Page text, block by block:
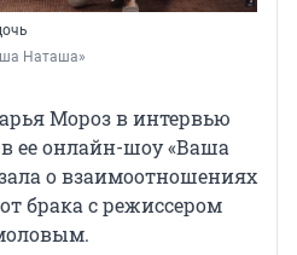
Наташа»
Мороз в интервью
ее онлайн-шоу «Ваша
о взаимоотношениях
брака с режиссером